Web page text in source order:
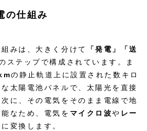
の仕組み
みは、大きく分けて
「発電」「送
ステップで構成されています。ま
の静止軌道上に設置された数キロ
太陽電池パネルで、太陽光を直接
に、その電気をそのまま電線で地
なため、電気を マイクロ波や レー
変換します。